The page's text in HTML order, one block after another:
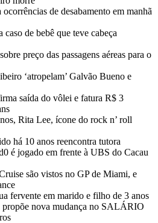
de desabamento em manhã
de bebê que teve cabeça
preço das passagens aéreas para o
‘atropelam’ Galvão Bueno e
saída do vôlei e fatura R$ 3
Rita Lee, ícone do rock n’ roll
há 10 anos reencontra tutora
é jogado em frente à UBS do Cacau
são vistos no GP de Miami, e
fervente em marido e filho de 3 anos
propõe nova mudança no SALÁRIO